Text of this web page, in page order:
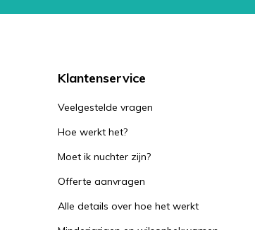
Klantenservice
Veelgestelde vragen
Hoe werkt het?
Moet ik nuchter zijn?
Offerte aanvragen
Alle details over hoe het werkt